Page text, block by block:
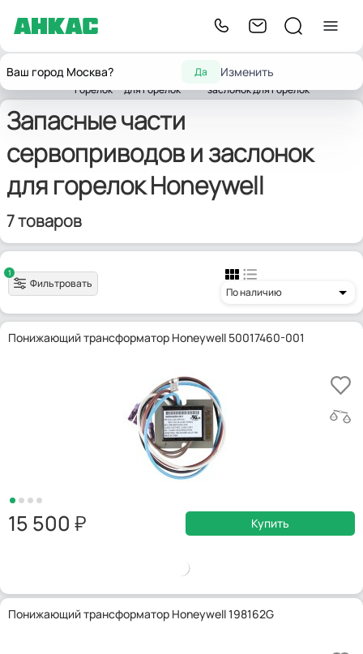
Ваш город Москва? Да Изменить
Главнаядля
горелок
комплектующих
для горелок
сервоприводов и
заслонок для горелок
Запасные части
сервоприводов и заслонок
для горелок Honeywell
7 товаров
1
Фильтровать
По наличию
Понижающий трансформатор Honeywell 50017460-001
15 500 Купить
Понижающий трансформатор Honeywell 198162G